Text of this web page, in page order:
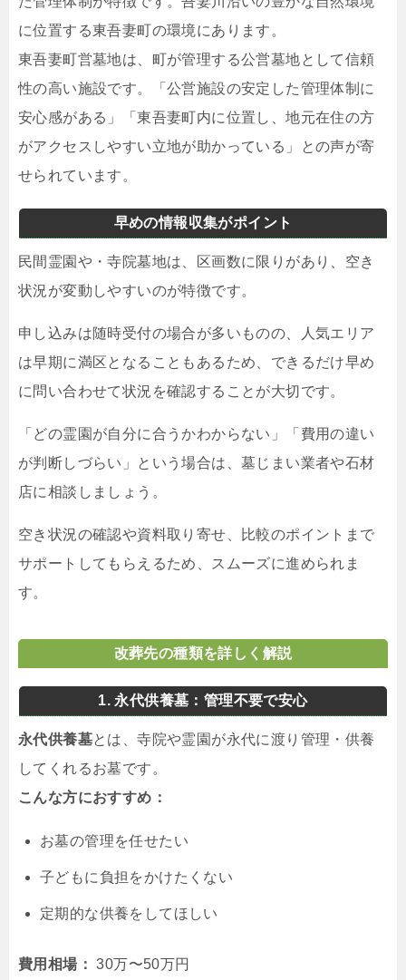
に位置する東吾妻町の環境にあります。
東吾妻町営墓地は、町が管理する公営墓地として信頼
性の高い施設です。「公営施設の安定した管理体制に
安心感がある」「東吾妻町内に位置し、地元在住の方
がアクセスしやすい立地が助かっている」との声が寄
せられています。
早めの情報収集がポイント
民間霊園や・寺院墓地は、区画数に限りがあり、空き
状況が変動しやすいのが特徴です。
申し込みは随時受付の場合が多いものの、人気エリア
は早期に満区となることもあるため、できるだけ早め
に問い合わせて状況を確認することが大切です。
「どの霊園が自分に合うかわからない」「費用の違い
が判断しづらい」という場合は、墓じまい業者や石材
店に相談しましょう。
空き状況の確認や資料取り寄せ、比較のポイントまで
サポートしてもらえるため、スムーズに進められま
す。
改葬先の種類を詳しく解説
1. 永代供養墓：管理不要で安心
永代供養墓とは、寺院や霊園が永代に渡り管理・供養
してくれるお墓です。
こんな方におすすめ：
お墓の管理を任せたい
子どもに負担をかけたくない
定期的な供養をしてほしい
費用相場： 30万〜50万円